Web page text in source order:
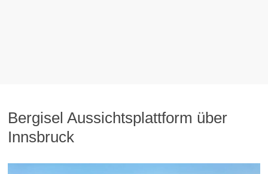
Bergisel Aussichtsplattform über
Innsbruck